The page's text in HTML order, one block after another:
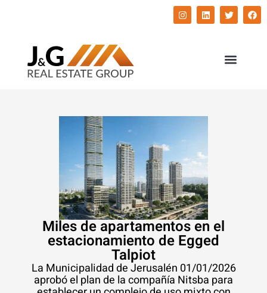
Miles de apartamentos en el
estacionamiento de Egged
Talpiot
01/01/2026 La Municipalidad de Jerusalén
aprobó el plan de la compañía Nitsba para